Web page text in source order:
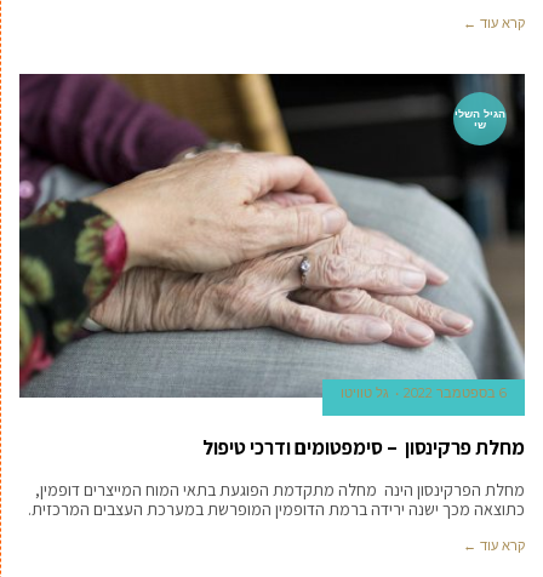
קרא עוד ←
הגיל השלי
שי
6 בספטמבר 2022 גל טוויטו
מחלת פרקינסון – סימפטומים ודרכי טיפול
מחלת הפרקינסון הינה מחלה מתקדמת הפוגעת בתאי המוח המייצרים דופמין,
כתוצאה מכך ישנה ירידה ברמת הדופמין המופרשת במערכת העצבים המרכזית.
קרא עוד ←